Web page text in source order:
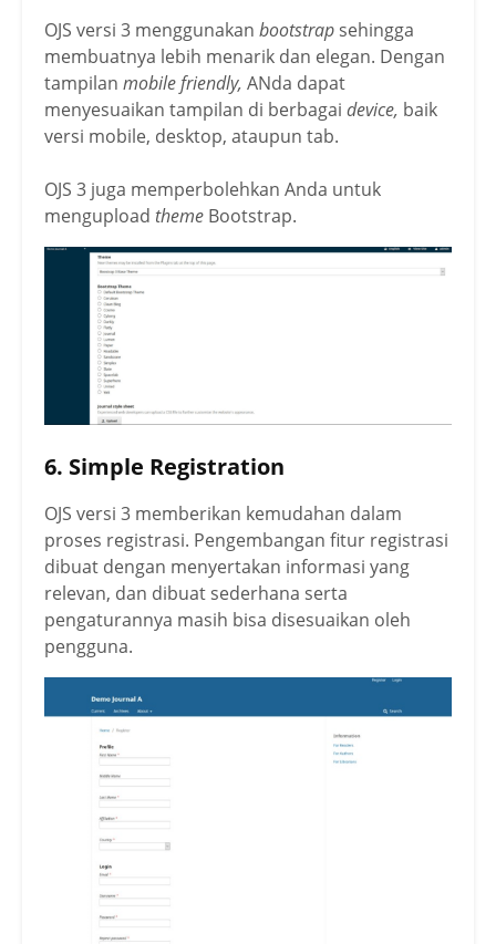
OJS versi 3 menggunakan bootstrap sehingga
membuatnya lebih menarik dan elegan. Dengan
tampilan mobile friendly, ANda dapat
menyesuaikan tampilan di berbagai device, baik
versi mobile, desktop, ataupun tab.
OJS 3 juga memperbolehkan Anda untuk
mengupload theme Bootstrap.
6. Simple Registration
OJS versi 3 memberikan kemudahan dalam
proses registrasi. Pengembangan fitur registrasi
dibuat dengan menyertakan informasi yang
relevan, dan dibuat sederhana serta
pengaturannya masih bisa disesuaikan oleh
pengguna.